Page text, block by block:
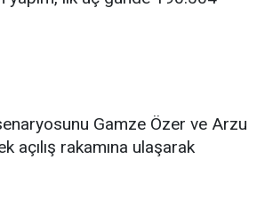
Gamze Özer ve Arzu
açılış rakamına ulaşarak